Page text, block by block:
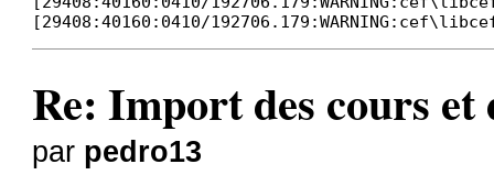
Re: Import des cours
par pedro13